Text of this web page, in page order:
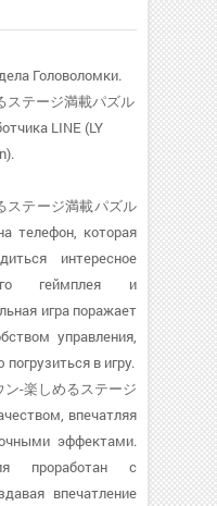
Головоломки.
ステージ満載パズル
LINE (LY
ステージ満載パズル
телефон, которая
интересное
геймплея и
игра поражает
управления,
в игру.
ン-楽しめるステージ
впечатляя
эффектами.
проработан с
впечатление